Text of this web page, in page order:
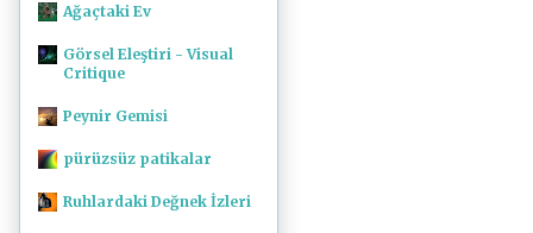
Ağaçtaki Ev
Görsel Eleştiri - Visual
Critique
Peynir Gemisi
pürüzsüz patikalar
Ruhlardaki Değnek İzleri